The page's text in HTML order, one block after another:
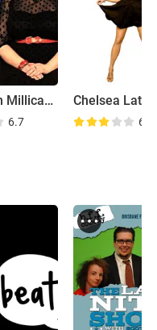
The Sarah Millican Television Programme
6.7
Chelsea
6.1